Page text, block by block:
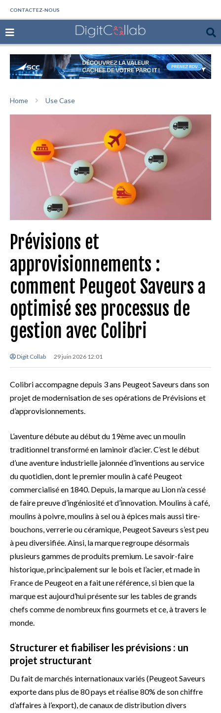
CONTACTEZ-NOUS
Home Use Case
Prévisions et
approvisionnements :
comment Peugeot Saveurs a
optimisé ses processus de
gestion avec Colibri
Digit Collab 29 juin 2026 12:01
Colibri accompagne depuis 3 ans Peugeot Saveurs dans son
projet de modernisation de ses opérations de Prévisions et
d’approvisionnements.
L’aventure débute au début du 19ème avec un moulin
traditionnel transformé en laminoir d’acier. C’est le début
d’une aventure industrielle jalonnée d’inventions au service
du quotidien, dont le premier moulin à café Peugeot
commercialisé en 1840. Depuis, la marque au Lion n’a cessé
de faire preuve d’ingéniosité et d’innovation. Moulins à café,
moulins à poivre, moulins à sel ou à épices mais aussi tire-
bouchons, verrerie ou céramique, Peugeot Saveurs s’est peu
à peu diversifiée. Ainsi, la marque regroupe désormais
plusieurs gammes de produits premium. Le savoir-faire
historique, principalement sur le bois et l’acier, et made in
France de Peugeot en a fait une référence, si bien que la
marque est aujourd’hui présente sur les tables de grands
chefs comme de nombreux fins gourmets et ce, à travers le
monde.
Structurer et fiabiliser les prévisions : un
projet structurant
Du fait de marchés internationaux variés (Peugeot Saveurs
exporte dans plus de 80 pays et réalise 80% de son chiffre
d’affaires à l’export), de canaux de distribution divers